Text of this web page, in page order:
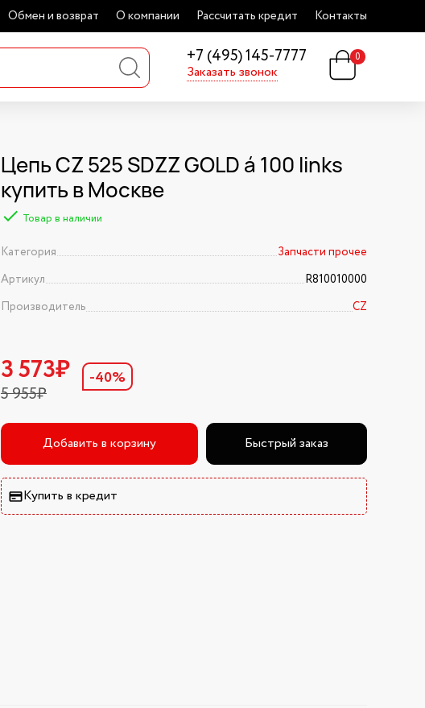
Обмен и возврат О компании Рассчитать кредит Контакты
+7 (495) 145-7777
Заказать звонок
0
Цепь CZ 525 SDZZ GOLD á 100 links
купить в Москве
Товар в наличии
Категория
Запчасти прочее
Артикул
R810010000
Производитель
CZ
3 573₽
5 955₽
-40%
Добавить в корзину Быстрый заказ
Купить в кредит